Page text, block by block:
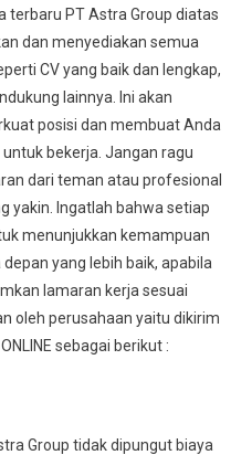
terbaru PT Astra Group diatas
dan menyediakan semua
CV yang baik dan lengkap,
lainnya. Ini akan
posisi dan membuat Anda
bekerja. Jangan ragu
dari teman atau profesional
yakin. Ingatlah bahwa setiap
menunjukkan kemampuan
yang lebih baik, apabila
lamaran kerja sesuai
oleh perusahaan yaitu dikirim
sebagai berikut :
Group tidak dipungut biaya